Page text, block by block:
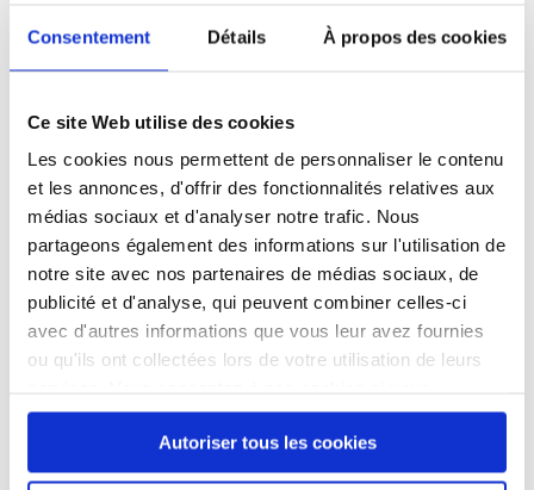
Consentement Détails À propos des cookies
Ce site Web utilise des cookies
Les cookies nous permettent de personnaliser le contenu
et les annonces, d'offrir des fonctionnalités relatives aux
médias sociaux et d'analyser notre trafic. Nous
partageons également des informations sur l'utilisation de
notre site avec nos partenaires de médias sociaux, de
publicité et d'analyse, qui peuvent combiner celles-ci
avec d'autres informations que vous leur avez fournies
ou qu'ils ont collectées lors de votre utilisation de leurs
continuez à utiliser notre site Web.
Autoriser tous les cookies
candidat
Qualifications et diplômes :
Profil recherché :
Expérience :
Processus
de
recrutement